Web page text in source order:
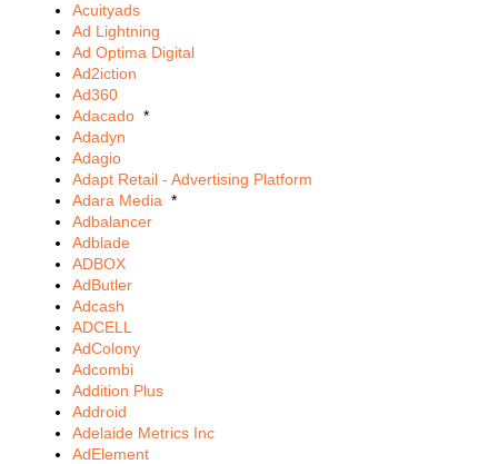
Acuityads
Ad Lightning
Ad Optima Digital
Ad2iction
Ad360
Adacado *
Adadyn
Adagio
Adapt Retail - Advertising Platform
Adara Media *
Adbalancer
Adblade
ADBOX
AdButler
Adcash
ADCELL
AdColony
Adcombi
Addition Plus
Addroid
Adelaide Metrics Inc
AdElement